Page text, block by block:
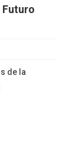
Futuro
de la